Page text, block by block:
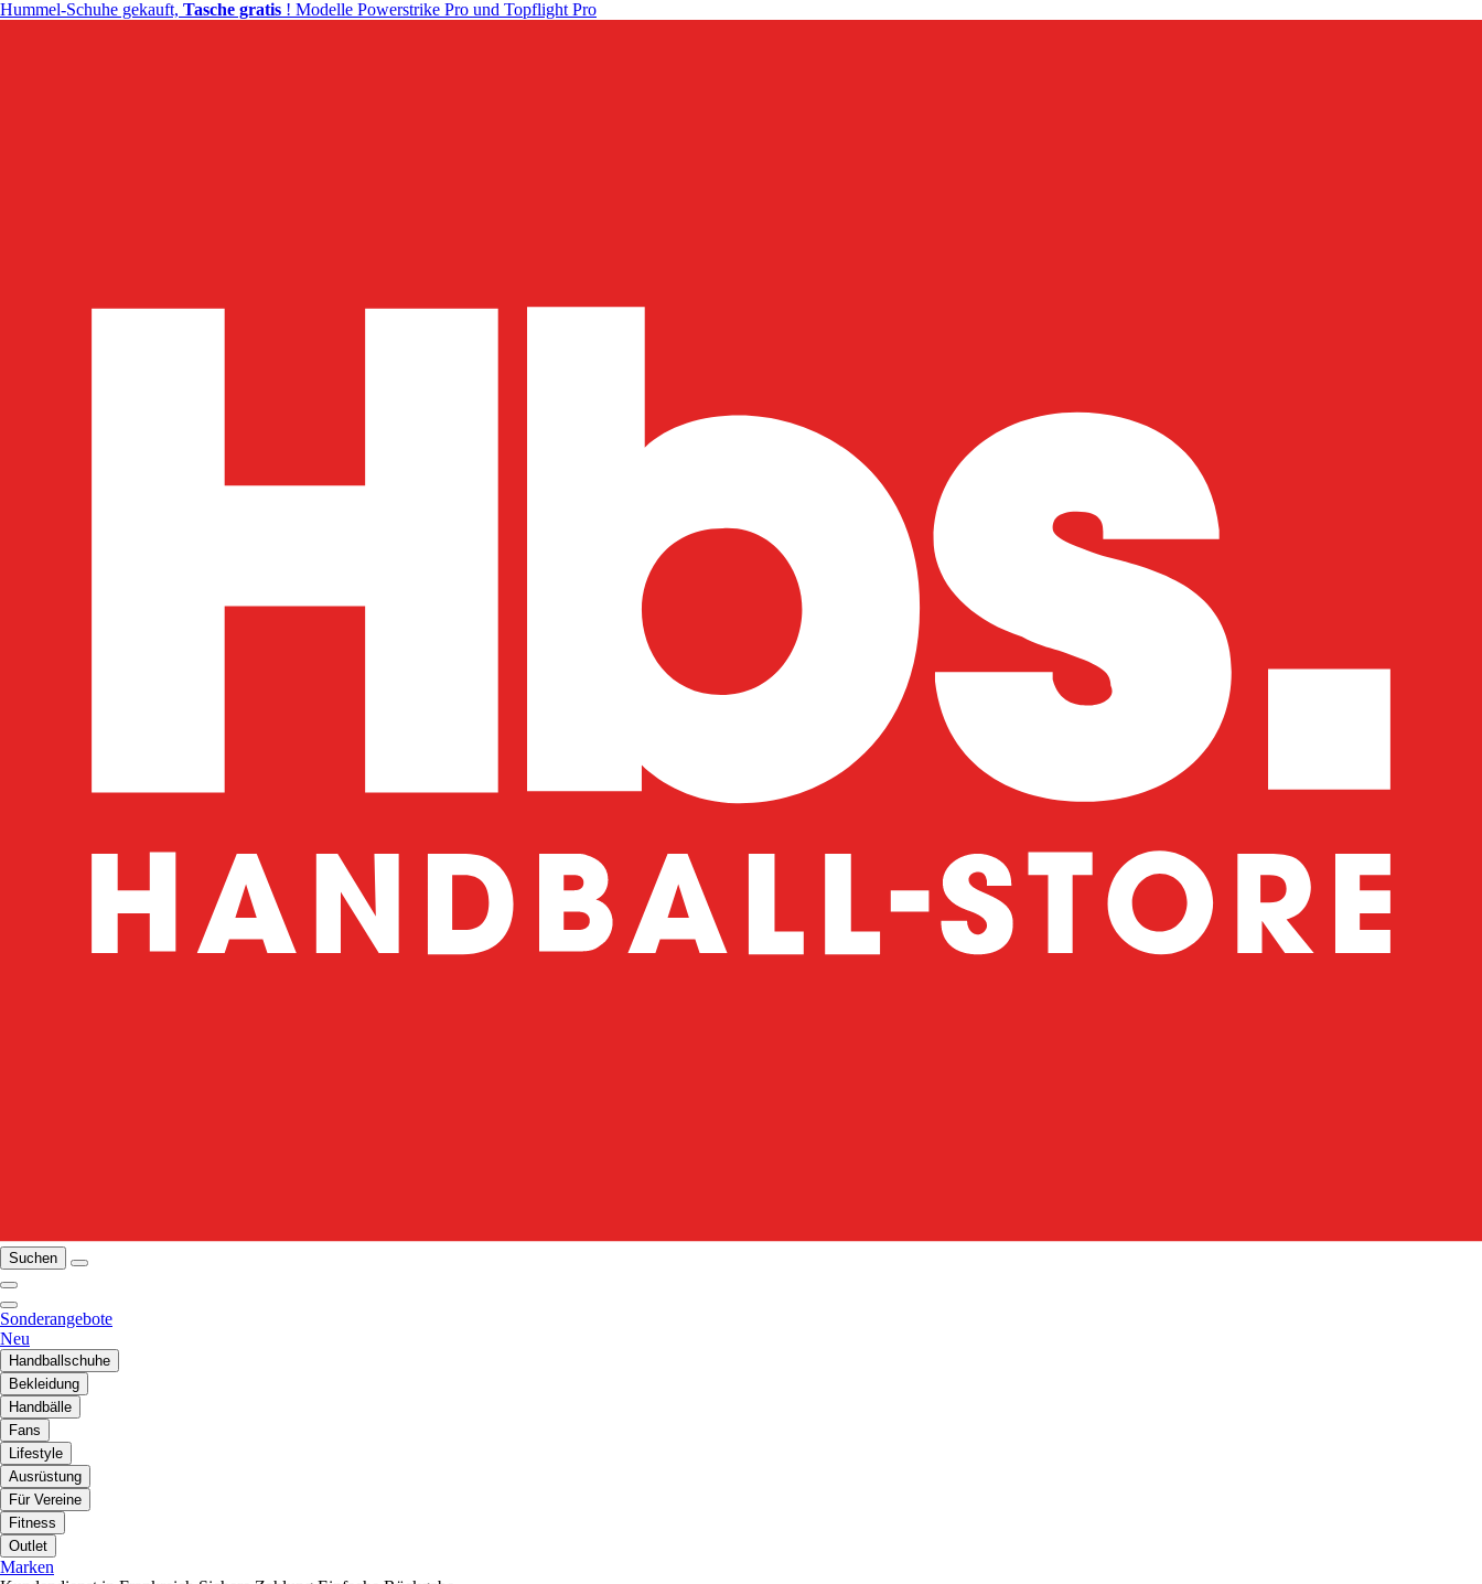
Hummel-Schuhe gekauft, Tasche gratis ! Modelle Powerstrike Pro und Topflight Pro
Suchen
Sonderangebote
Neu
Handballschuhe
Bekleidung
Handbälle
Fans
Lifestyle
Ausrüstung
Für Vereine
Fitness
Outlet
Marken